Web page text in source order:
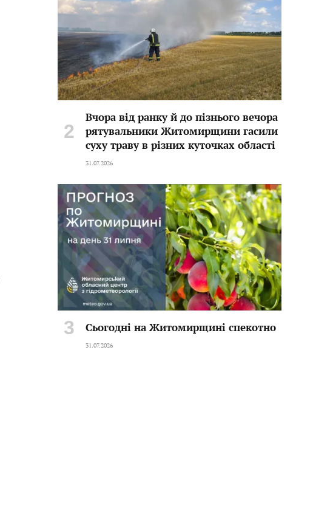
Вчора від ранку й до пізнього вечора
рятувальники Житомирщини гасили
суху траву в різних куточках області
31.07.2026
Сьогодні на Житомирщині спекотно
31.07.2026